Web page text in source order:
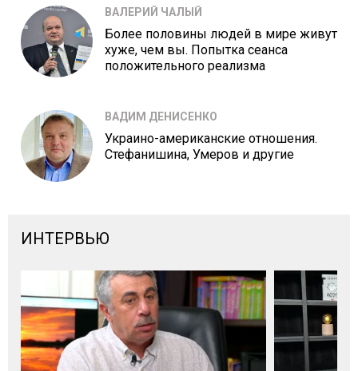
ВАЛЕРИЙ ЧАЛЫЙ
Более половины людей в мире живут
хуже, чем вы. Попытка сеанса
положительного реализма
ВАДИМ ДЕНИСЕНКО
Украино-американские отношения.
Стефанишина, Умеров и другие
ИНТЕРВЬЮ